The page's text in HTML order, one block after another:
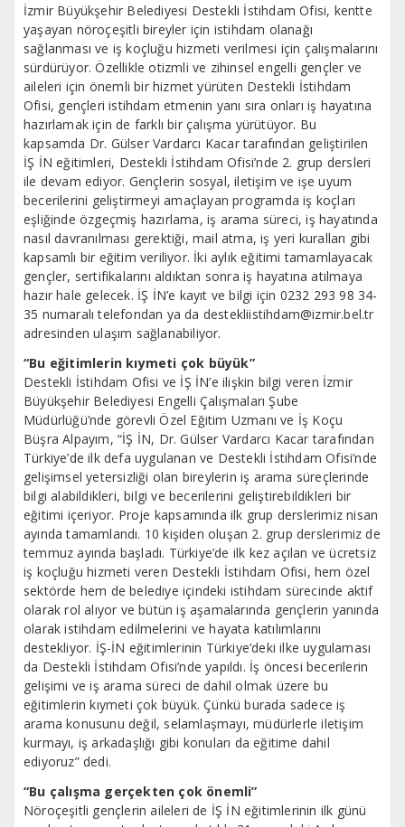
İzmir Büyükşehir Belediyesi Destekli İstihdam Ofisi, kentte
yaşayan nöroçeşitli bireyler için istihdam olanağı
sağlanması ve iş koçluğu hizmeti verilmesi için çalışmalarını
sürdürüyor. Özellikle otizmli ve zihinsel engelli gençler ve
aileleri için önemli bir hizmet yürüten Destekli İstihdam
Ofisi, gençleri istihdam etmenin yanı sıra onları iş hayatına
hazırlamak için de farklı bir çalışma yürütüyor. Bu
kapsamda Dr. Gülser Vardarcı Kacar tarafından geliştirilen
İŞ İN eğitimleri, Destekli İstihdam Ofisi’nde 2. grup dersleri
ile devam ediyor. Gençlerin sosyal, iletişim ve işe uyum
becerilerini geliştirmeyi amaçlayan programda iş koçları
eşliğinde özgeçmiş hazırlama, iş arama süreci, iş hayatında
nasıl davranılması gerektiği, mail atma, iş yeri kuralları gibi
kapsamlı bir eğitim veriliyor. İki aylık eğitimi tamamlayacak
gençler, sertifikalarını aldıktan sonra iş hayatına atılmaya
hazır hale gelecek. İŞ İN’e kayıt ve bilgi için 0232 293 98 34-
35 numaralı telefondan ya da destekliistihdam@izmir.bel.tr
adresinden ulaşım sağlanabiliyor.
“Bu eğitimlerin kıymeti çok büyük”
Destekli İstihdam Ofisi ve İŞ İN’e ilişkin bilgi veren İzmir
Büyükşehir Belediyesi Engelli Çalışmaları Şube
Müdürlüğü’nde görevli Özel Eğitim Uzmanı ve İş Koçu
Büşra Alpayım, “İŞ İN, Dr. Gülser Vardarcı Kacar tarafından
Türkiye’de ilk defa uygulanan ve Destekli İstihdam Ofisi’nde
gelişimsel yetersizliği olan bireylerin iş arama süreçlerinde
bilgi alabildikleri, bilgi ve becerilerini geliştirebildikleri bir
eğitimi içeriyor. Proje kapsamında ilk grup derslerimiz nisan
ayında tamamlandı. 10 kişiden oluşan 2. grup derslerimiz de
temmuz ayında başladı. Türkiye’de ilk kez açılan ve ücretsiz
iş koçluğu hizmeti veren Destekli İstihdam Ofisi, hem özel
sektörde hem de belediye içindeki istihdam sürecinde aktif
olarak rol alıyor ve bütün iş aşamalarında gençlerin yanında
olarak istihdam edilmelerini ve hayata katılımlarını
destekliyor. İŞ-İN eğitimlerinin Türkiye’deki ilke uygulaması
da Destekli İstihdam Ofisi’nde yapıldı. İş öncesi becerilerin
gelişimi ve iş arama süreci de dahil olmak üzere bu
eğitimlerin kıymeti çok büyük. Çünkü burada sadece iş
arama konusunu değil, selamlaşmayı, müdürlerle iletişim
kurmayı, iş arkadaşlığı gibi konuları da eğitime dahil
ediyoruz” dedi.
“Bu çalışma gerçekten çok önemli”
Nöroçeşitli gençlerin aileleri de İŞ İN eğitimlerinin ilk günü